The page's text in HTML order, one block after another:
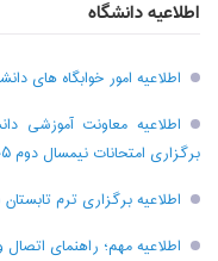
اطلاعیه دانشگاه
اطلاعیه امور خوابگاه های
اطلاعیه معاونت آموزشی
برگزاری امتحانات نیمسال دوم ۱۴۰۵ – ۱۴۰۴
اطلاعیه برگزاری ترم تابستان سال ۱۴۰۵ دانشگاه حکیم
اطلاعیه مهم؛ راهنمای اتصال